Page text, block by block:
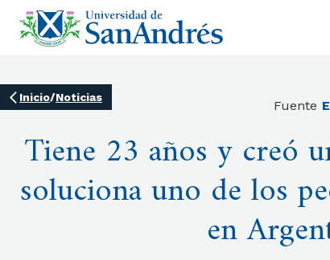
Inicio/Noticias
Fuente
Tiene 23 años y creó
soluciona uno de los
en